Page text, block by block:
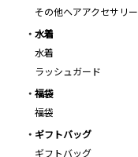
その他ヘアアクセサリー
水着
水着
ラッシュガード
福袋
福袋
ギフトバッグ
ギフトバッグ